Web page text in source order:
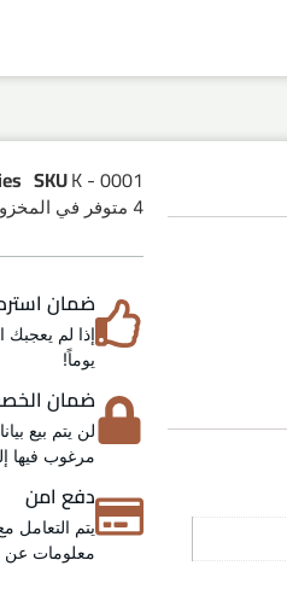
SKUK - 0001
4 متوفر في المخزون
ضمان
يوماً!
ضمان
لن يتم بيع
مرغوب فيها
دفع امن
يتم التعامل
معلومات عن